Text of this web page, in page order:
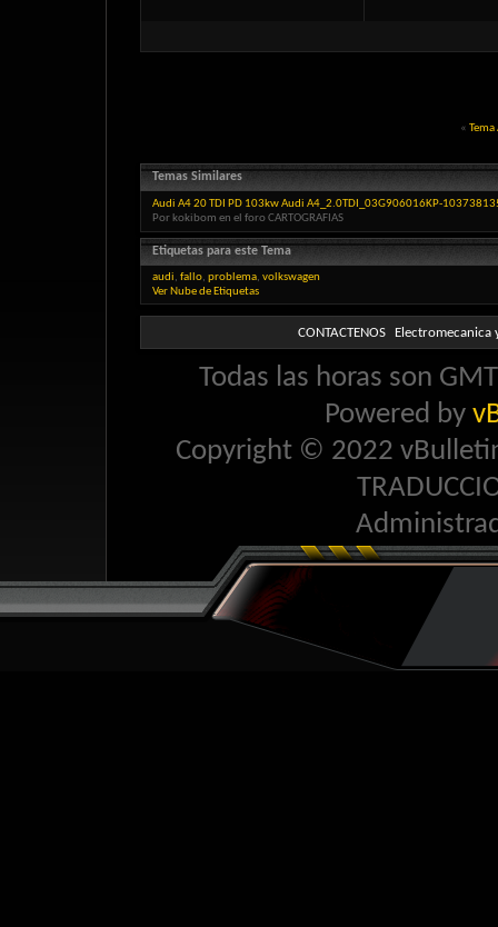
«
Temas Similares
Audi A4 20 TDI PD 103kw Audi A4_2.0TDI_03G906016KP-
Por kokibom en el foro CARTOGRAFIAS
Etiquetas para este Tema
audi, fallo, problema, volkswagen
Ver Nube de Etiquetas
CONTACTENOS Electromecanica
Todas las horas son
Powered by
Copyright © 2022